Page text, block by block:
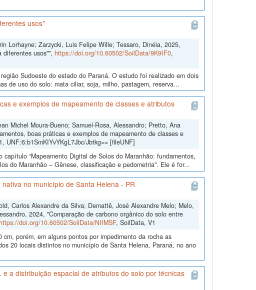
usos"
Lorhayne; Zarzycki, Luis Felipe Wille; Tessaro, Dinéia, 2025,
diferentes usos"", https://doi.org/10.60502/SoilData/9K9IF0,
Sudoeste do estado do Paraná. O estudo foi realizado em dois
de uso do solo: mata ciliar, soja, milho, pastagem, reserva...
e exemplos de mapeamento de classes e atributos
Michel Moura-Bueno; Samuel-Rosa, Alessandro; Pretto, Ana
boas práticas e exemplos de mapeamento de classes e
UNF:6:b1SmKIYvYKgL7Jbc/Jbtkg== [fileUNF]
“Mapeamento Digital de Solos do Maranhão: fundamentos,
do Maranhão – Gênese, classificação e pedometria". Ele é for...
no município de Santa Helena - PR
Carlos Alexandre da Silva; Demattê, José Alexandre Melo; Melo,
2024, "Comparação de carbono orgânico do solo entre
doi.org/10.60502/SoilData/NIIMSF, SoilData, V1
porém, em alguns pontos por impedimento da rocha as
20 locais distintos no município de Santa Helena, Paraná, no ano
a distribuição espacial de atributos do solo por técnicas